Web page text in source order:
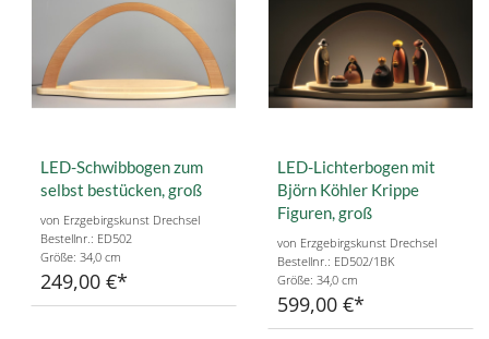
LED-Schwibbogen zum
selbst bestücken, groß
von Erzgebirgskunst Drechsel
Bestellnr.: ED502
Größe: 34,0 cm
249,00 €
LED-Lichterbogen mit
Björn Köhler Krippe
Figuren, groß
von Erzgebirgskunst Drechsel
Bestellnr.: ED502/1BK
Größe: 34,0 cm
599,00 €